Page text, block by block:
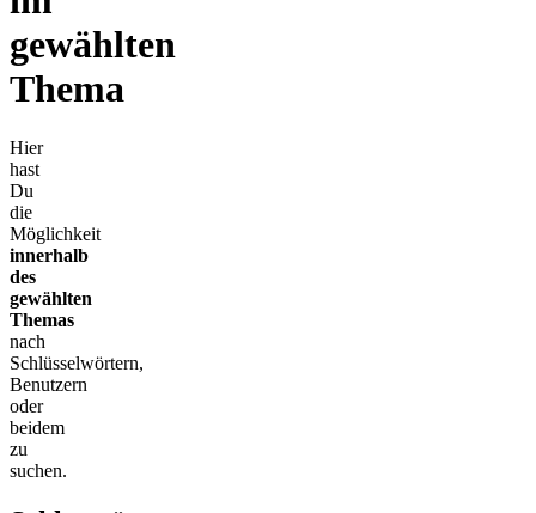
gewählten
Thema
Hier
hast
Du
die
Möglichkeit
innerhalb
des
gewählten
Themas
nach
Schlüsselwörtern,
Benutzern
oder
beidem
zu
suchen.